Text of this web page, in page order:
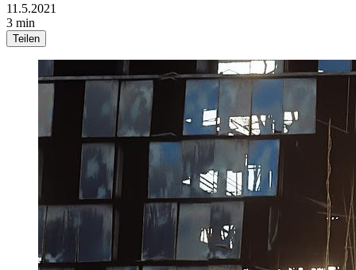
11.5.2021
3 min
Teilen